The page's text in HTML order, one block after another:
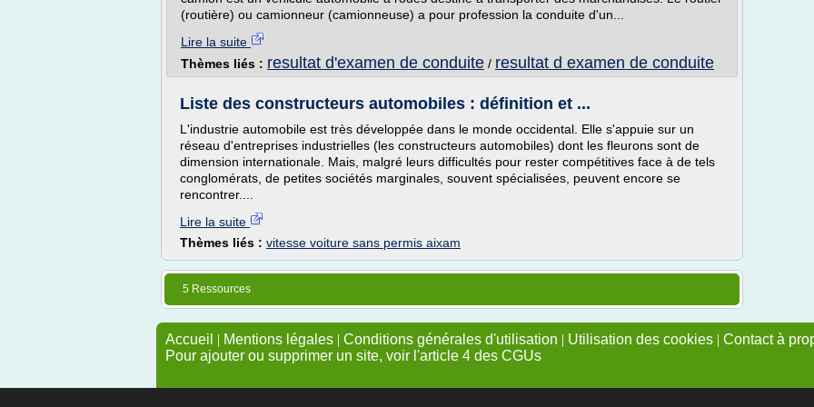
(routière) ou camionneur (camionneuse) a pour profession la conduite d'un...
Lire la suite
Thèmes liés : resultat d'examen de conduite / resultat d examen de conduite
Liste des constructeurs automobiles : définition et ...
L'industrie automobile est très développée dans le monde occidental. Elle s'appuie sur un
réseau d'entreprises industrielles (les constructeurs automobiles) dont les fleurons sont de
dimension internationale. Mais, malgré leurs difficultés pour rester compétitives face à de tels
conglomérats, de petites sociétés marginales, souvent spécialisées, peuvent encore se
rencontrer....
Lire la suite
Thèmes liés : vitesse voiture sans permis aixam
5 Ressources
Accueil | Mentions légales | Conditions générales d'utilisation | Utilisation des cookies | Contact à
Pour ajouter ou supprimer un site, voir l'article 4 des CGUs